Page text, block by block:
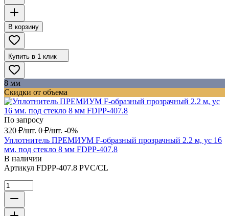
В корзину
Купить в 1 клик
8 мм
Скидки от объема
По запросу
320 ₽/шт. 0 ₽/шт. -0%
Уплотнитель ПРЕМИУМ F-образный прозрачный 2.2 м, ус 16
мм. под стекло 8 мм FDPP-407.8
В наличии
Артикул FDPP-407.8 PVC/CL